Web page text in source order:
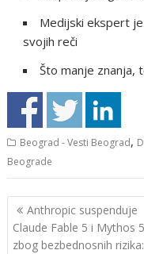
Medijski ekspert
svojih reči
Što manje znanja,
Beograd - Vesti Beograd,
Beograde
Кретање
чланка
Anthropic suspenduje
Claude Fable 5 i Mythos 5
zbog bezbednosnih